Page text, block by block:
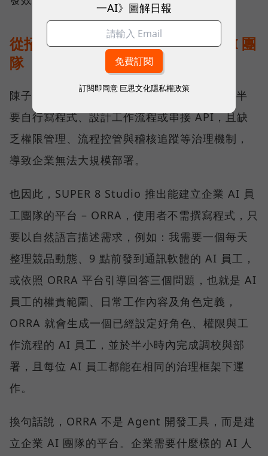
從招募一位 AI 員工，到管理一支 AI 團
隊
陳子龍觀察，市面上的 AI Agent 開發工具多半
要自行寫程式、設計工作流程或串接 API，且缺
乏權限管理、流程控管與稽核追蹤等治理機制，
導致企業無法大規模部署。
也因此，SUPER 8 Studio 推出能建立企業 AI 員
工團隊的平台 – ORRA，使用者不需撰寫程式，只
要以自然語言描述需求，例如：我需要一個每天
整理競品動態、9 點前發到通訊軟體的 AI 員工，
或依照 ORRA 平台引導回答三個問題，也就是 AI
員工的權責範圍、日常工作內容及角色定義，
ORRA 就會生成一個已經設定好角色、權限與工
作流程的 AI 員工，並於半小時內完成調校與部
署，且每位 AI 員工都能在相同的治理框架下運
作。
換句話說，ORRA 不是 Agent 開發工具，而是建
立企業 AI 團隊的平台。企業需要什麼樣的 AI 人
一AI》圖解日報
訂閱即同意 巨思文化隱私權政策